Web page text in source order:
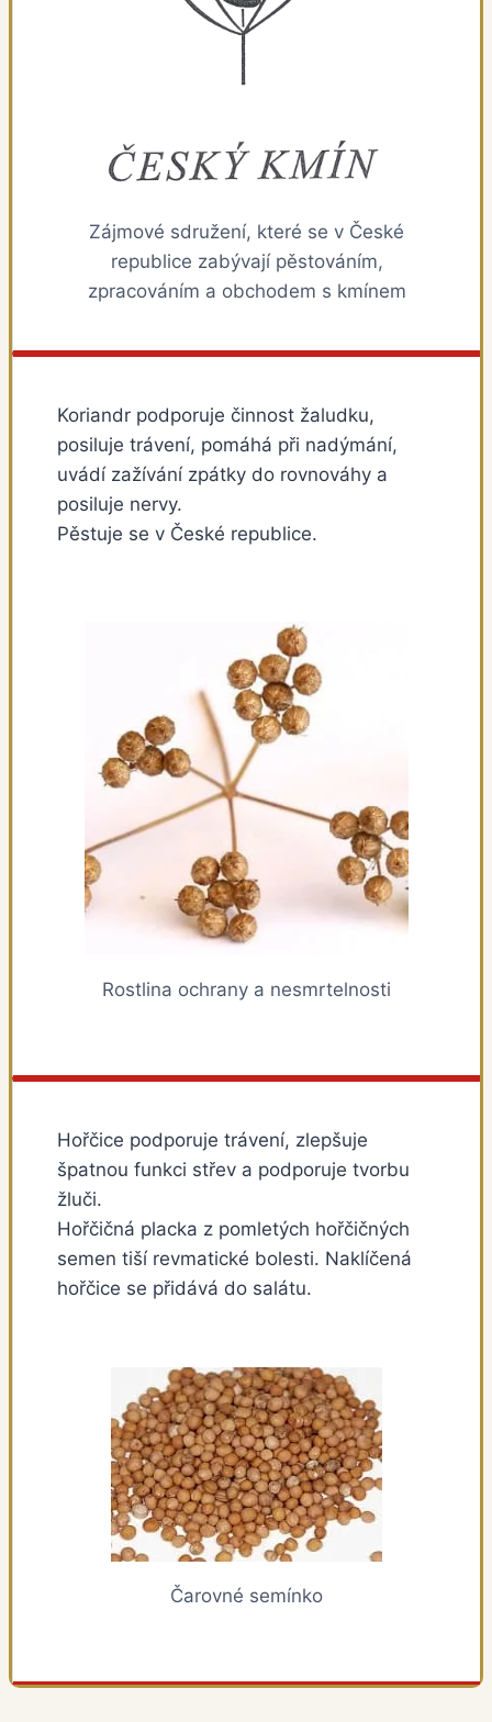
Zájmové sdružení, které se v České
republice zabývají pěstováním,
zpracováním a obchodem s kmínem
Koriandr podporuje činnost žaludku,
posiluje trávení, pomáhá při nadýmání,
uvádí zažívání zpátky do rovnováhy a
posiluje nervy.
Pěstuje se v České republice.
Rostlina ochrany a nesmrtelnosti
Hořčice podporuje trávení, zlepšuje
špatnou funkci střev a podporuje tvorbu
žluči.
Hořčičná placka z pomletých hořčičných
semen tiší revmatické bolesti. Naklíčená
hořčice se přidává do salátu.
Čarovné semínko